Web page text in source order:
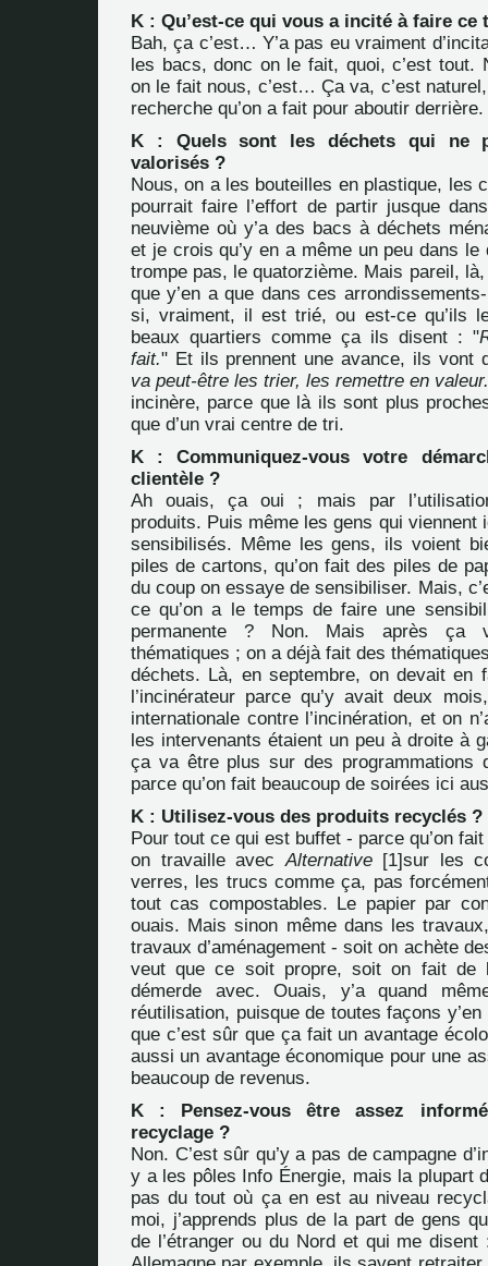
K : Qu’est-ce qui vous a incité à faire ce
Bah, ça c’est… Y’a pas eu vraiment
les bacs, donc on le fait, quoi, c’est tout.
on le fait nous, c’est… Ça va, c’est
recherche qu’on a fait pour aboutir derrière.
K : Quels sont les déchets qui ne
valorisés ?
Nous, on a les bouteilles en plastique, les
pourrait faire l’effort de partir jusque
neuvième où y’a des bacs à déchets
et je crois qu’y en a même un peu dans
trompe pas, le quatorzième. Mais pareil,
que y’en a que dans ces
si, vraiment, il est trié, ou est-ce qu’ils
beaux quartiers comme ça ils disent : "
fait." Et ils prennent une avance, ils vont
va peut-être les trier, les remettre en valeur.
incinère, parce que là ils sont plus
que d’un vrai centre de tri.
K : Communiquez-vous votre
clientèle ?
Ah ouais, ça oui ; mais par
produits. Puis même les gens qui viennent
sensibilisés. Même les gens, ils voient
piles de cartons, qu’on fait des piles de
du coup on essaye de sensibiliser. Mais,
ce qu’on a le temps de faire une
permanente ? Non. Mais après ça
thématiques ; on a déjà fait des
déchets. Là, en septembre, on devait en
l’incinérateur parce qu’y avait deux
internationale contre l’incinération, et on
les intervenants étaient un peu à droite à
ça va être plus sur des programmations
parce qu’on fait beaucoup de soirées ici
K : Utilisez-vous des produits recyclés ?
Pour tout ce qui est buffet - parce qu’on
on travaille avecAlternative[1]sur les
verres, les trucs comme ça, pas
tout cas compostables. Le papier par
ouais. Mais sinon même dans les
travaux d’aménagement - soit on achète
veut que ce soit propre, soit on fait de
démerde avec. Ouais, y’a quand
réutilisation, puisque de toutes façons
que c’est sûr que ça fait un avantage
aussi un avantage économique pour une
beaucoup de revenus.
K : Pensez-vous être assez
recyclage ?
Non. C’est sûr qu’y a pas de campagne
y a les pôles Info Énergie, mais la plupart
pas du tout où ça en est au niveau
moi, j’apprends plus de la part de gens
de l’étranger ou du Nord et qui me disent